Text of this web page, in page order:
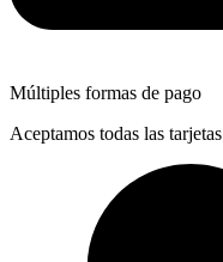
Múltiples formas de pago
Aceptamos todas las tarjetas